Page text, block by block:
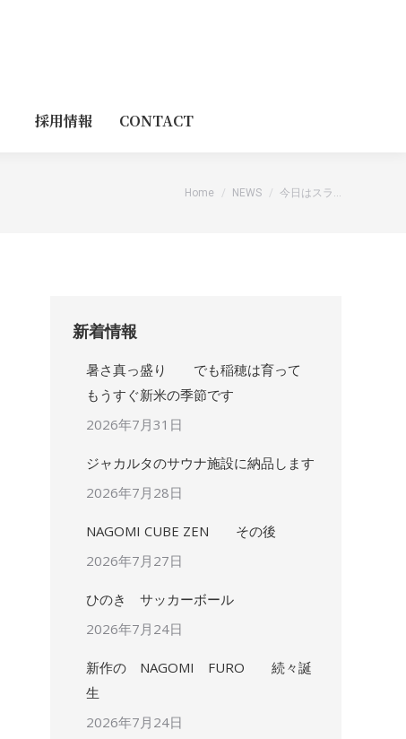
採用情報 CONTACT
You are here:
Home NEWS 今日はスラ…
新着情報
暑さ真っ盛り でも稲穂は育って
もうすぐ新米の季節です
2026年7月31日
ジャカルタのサウナ施設に納品します
2026年7月28日
NAGOMI CUBE ZEN その後
2026年7月27日
ひのき サッカーボール
2026年7月24日
新作の NAGOMI FURO 続々誕
生
2026年7月24日